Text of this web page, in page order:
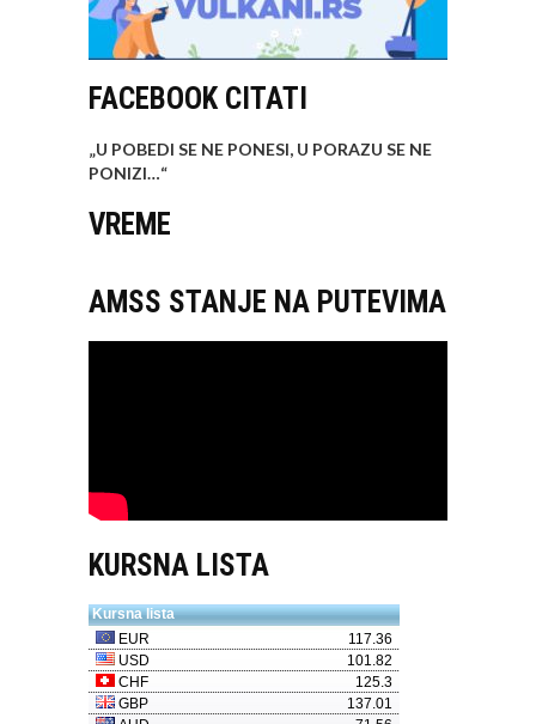
FACEBOOK CITATI
„U POBEDI SE NE PONESI, U PORAZU SE NE
PONIZI…“
VREME
AMSS STANJE NA PUTEVIMA
KURSNA LISTA